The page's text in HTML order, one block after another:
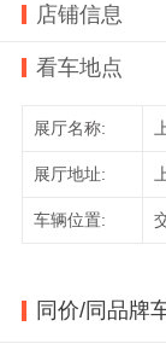
店铺信息
看车地点
展厅名称:
展厅地址:
车辆位置:
同价/同品牌